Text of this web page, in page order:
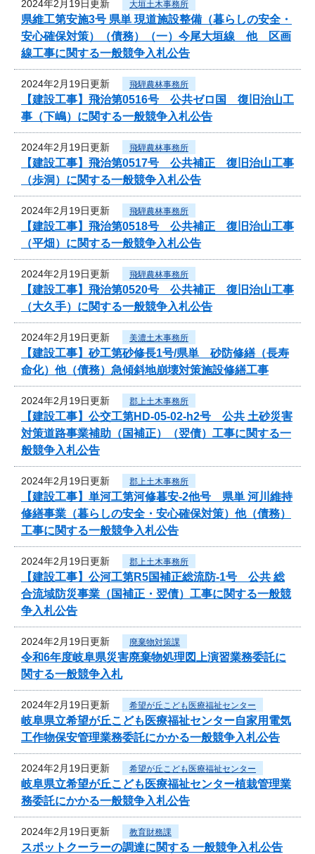
2024年2月19日更新 大垣土木事務所
県維工第安施3号 県単 現道施設整備（暮らしの安全・
安心確保対策）（債務）（一）今尾大垣線 他 区画
線工事に関する一般競争入札公告
2024年2月19日更新 飛騨農林事務所
【建設工事】飛治第0516号 公共ゼロ国 復旧治山工
事（下嶋）に関する一般競争入札公告
2024年2月19日更新 飛騨農林事務所
【建設工事】飛治第0517号 公共補正 復旧治山工事
（歩洞）に関する一般競争入札公告
2024年2月19日更新 飛騨農林事務所
【建設工事】飛治第0518号 公共補正 復旧治山工事
（平畑）に関する一般競争入札公告
2024年2月19日更新 飛騨農林事務所
【建設工事】飛治第0520号 公共補正 復旧治山工事
（大久手）に関する一般競争入札公告
2024年2月19日更新 美濃土木事務所
【建設工事】砂工第砂修長1号/県単 砂防修繕（長寿
命化）他（債務）急傾斜地崩壊対策施設修繕工事
2024年2月19日更新 郡上土木事務所
【建設工事】公交工第HD-05-02-h2号 公共 土砂災害
対策道路事業補助（国補正）（翌債）工事に関する一
般競争入札公告
2024年2月19日更新 郡上土木事務所
【建設工事】単河工第河修暮安-2他号 県単 河川維持
修繕事業（暮らしの安全・安心確保対策）他（債務）
工事に関する一般競争入札公告
2024年2月19日更新 郡上土木事務所
【建設工事】公河工第R5国補正総流防-1号 公共 総
合流域防災事業（国補正・翌債）工事に関する一般競
争入札公告
2024年2月19日更新 廃棄物対策課
令和6年度岐阜県災害廃棄物処理図上演習業務委託に
関する一般競争入札
2024年2月19日更新 希望が丘こども医療福祉センター
岐阜県立希望が丘こども医療福祉センター自家用電気
工作物保安管理業務委託にかかる一般競争入札公告
2024年2月19日更新 希望が丘こども医療福祉センター
岐阜県立希望が丘こども医療福祉センター植栽管理業
務委託にかかる一般競争入札公告
2024年2月19日更新 教育財務課
スポットクーラーの調達に関する 一般競争入札公告